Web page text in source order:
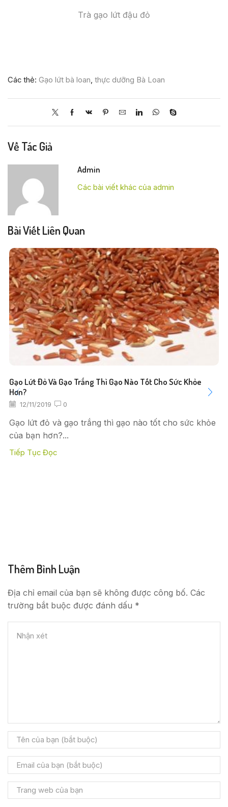
Trà gạo lứt đậu đỏ
Các thẻ: Gạo lứt bà loan, thực dưỡng Bà Loan
Về Tác Giả
Admin
Các bài viết khác của admin
Bài Viết Liên Quan
Gạo Lứt Đỏ Và Gạo Trắng Thì Gạo Nào Tốt Cho Sức Khỏe
Hơn?
12/11/2019 0
Gạo lứt đỏ và gạo trắng thì gạo nào tốt cho sức khỏe
của bạn hơn?...
Tiếp Tục Đọc
Thêm Bình Luận
Địa chỉ email của bạn sẽ không được công bố. Các
trường bắt buộc được đánh dấu *